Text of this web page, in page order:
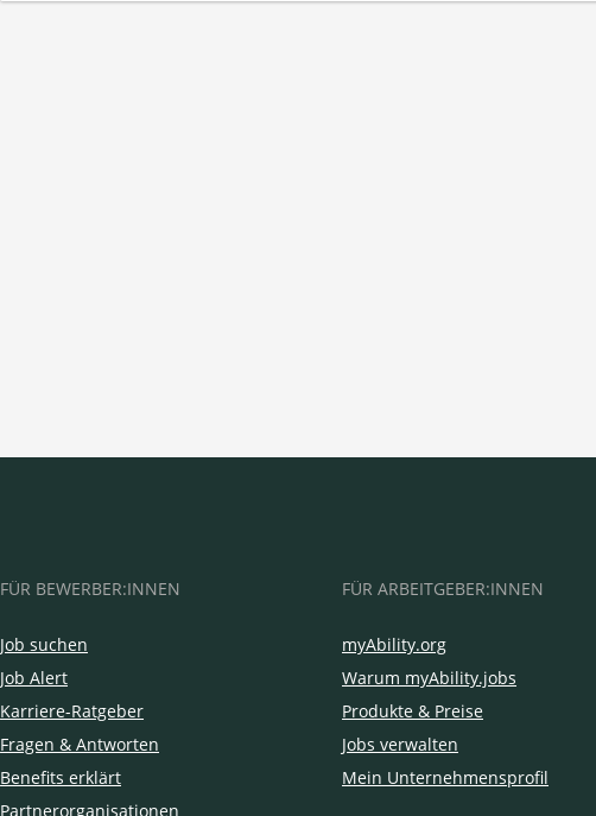
FÜR BEWERBER:INNEN
Job suchen
Job Alert
Karriere-Ratgeber
Fragen & Antworten
Benefits erklärt
Partnerorganisationen
FÜR ARBEITGEBER:INNEN
myAbility.org
Warum myAbility.jobs
Produkte & Preise
Jobs verwalten
Mein Unternehmensprofil